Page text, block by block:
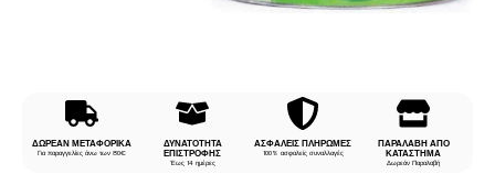
ΔΩΡΕΑΝ ΜΕΤΑΦΟΡΙΚΑ
Για παραγγελίες άνω των 80€
ΔΥΝΑΤΟΤΗΤΑ
ΕΠΙΣΤΡΟΦΗΣ
Έως 14 ημέρες
ΑΣΦΑΛΕΙΣ ΠΛΗΡΩΜΕΣ
100% ασφαλείς συναλλαγές
ΠΑΡΑΛΑΒΗ ΑΠΟ
ΚΑΤΑΣΤΗΜΑ
Δωρεάν Παραλαβή